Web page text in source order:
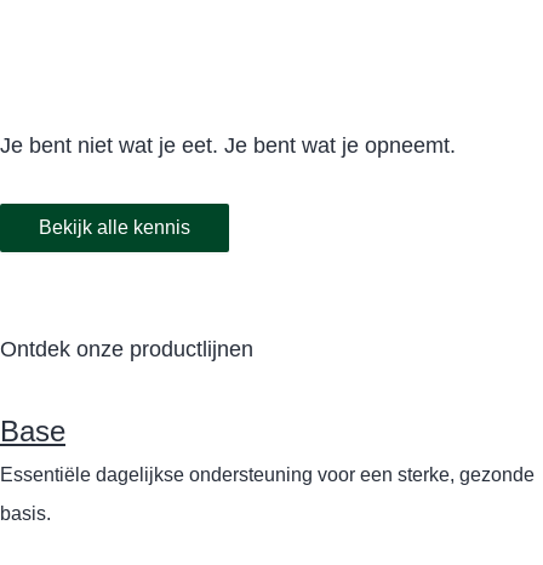
Je bent niet wat je eet. Je bent wat je opneemt.
Bekijk alle kennis
Ontdek onze productlijnen
Base
Essentiële dagelijkse ondersteuning voor een sterke, gezonde
basis.